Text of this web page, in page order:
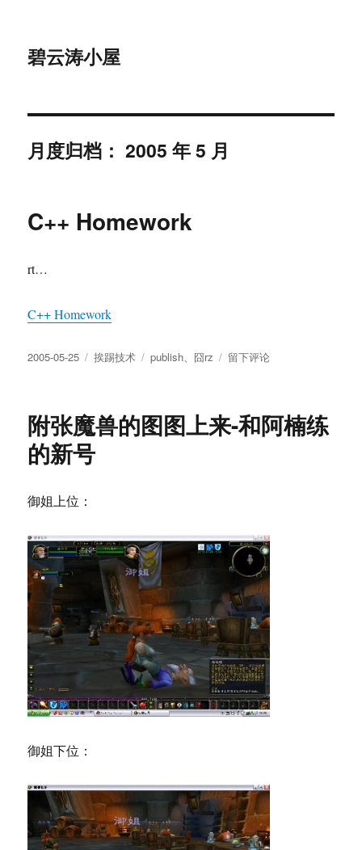
碧云涛小屋
月度归档：2005 年 5 月
C++ Homework
rt…
C++ Homework
发
2005-05-25
分
挨踢技术
标
publish、 囧rz
于
留下评论
附张魔兽的图图上来-和阿楠练
的新号
御姐上位：
御姐下位：